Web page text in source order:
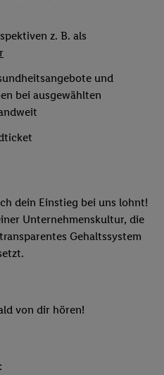
z. B. als
und
bei ausgewählten
dein Einstieg bei uns lohnt!
Unternehmenskultur, die
Gehaltssystem
von dir hören!